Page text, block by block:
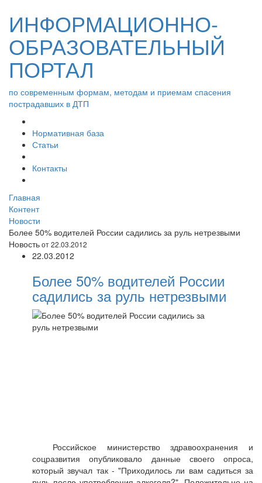
ИНФОРМАЦИОННО-
ОБРАЗОВАТЕЛЬНЫЙ
ПОРТАЛ
по современным формам, методам и приемам спасения
пострадавших в ДТП
Нормативная база
Статьи
Контакты
Главная
Контент
Новости
Более 50% водителей России садились за руль нетрезвыми
Новостьот 22.03.2012
22.03.2012
Более 50% водителей России
садились за руль нетрезвыми
Российское министерство здравоохранения и
соцразвития опубликовало данные своего опроса,
который звучал так - "Приходилось ли вам садиться за